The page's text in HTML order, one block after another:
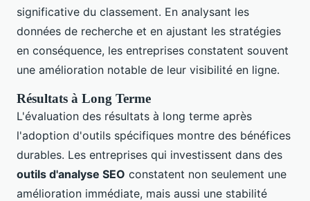
significative du classement. En analysant les
données de recherche et en ajustant les stratégies
en conséquence, les entreprises constatent souvent
une amélioration notable de leur visibilité en ligne.
Résultats à Long Terme
L'évaluation des résultats à long terme après
l'adoption d'outils spécifiques montre des bénéfices
durables. Les entreprises qui investissent dans des
outils d'analyse SEO constatent non seulement une
amélioration immédiate, mais aussi une stabilité